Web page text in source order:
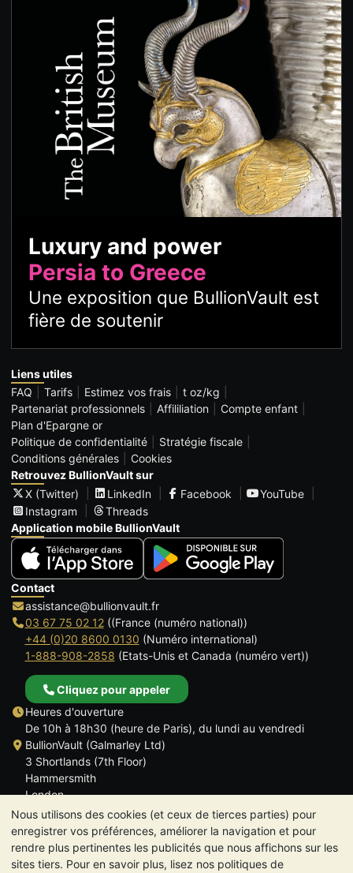
Nous utilisons des cookies (et ceux de tierces parties) pour
enregistrer vos préférences, améliorer la navigation et pour
rendre plus pertinentes les publicités que nous affichons sur les
sites tiers. Pour en savoir plus, lisez nos politiques de
Luxury and power
Persia to Greece
Une exposition que BullionVault est
fière de soutenir
Liens utiles
FAQ
Tarifs Estimez vos frais
t oz/kg
Partenariat professionnels
Affililiation
Compte enfant
Plan d'Epargne or
Politique de confidentialité
Stratégie fiscale
Conditions générales
Cookies
Retrouvez BullionVault sur
X (Twitter)
LinkedIn Facebook
YouTube
Instagram
Threads
Application mobile BullionVault
Contact
assistance@bullionvault.fr
03 67 75 02 12((France (numéro national))
+44 (0)20 8600 0130 (Numéro international)
1-888-908-2858 (Etats-Unis et Canada (numéro vert))
Cliquez pour appeler
Heures d'ouverture
De 10h à 18h30 (heure de Paris), du lundi au vendredi
BullionVault (Galmarley Ltd)
3 Shortlands (7th Floor)
Hammersmith
London
W6 8DA
ROYAUME UNI